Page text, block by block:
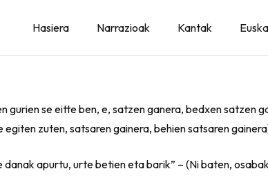
Hasiera Narrazioak Kantak
gurien se eitte ben, e, satzen ganera, bedxen satzen
zuten, satsaren gainera, behien satsaren
apurtu, urte betien eta barik” – (Ni baten,